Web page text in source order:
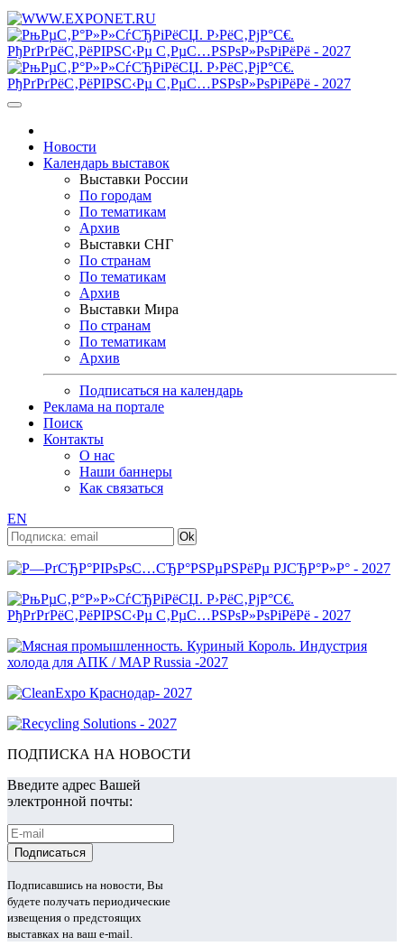
Новости
Календарь выставок
Выставки России
По городам
По тематикам
Архив
Выставки СНГ
По странам
По тематикам
Архив
Выставки Мира
По странам
По тематикам
Архив
Подписаться на календарь
Реклама на портале
Поиск
Контакты
О нас
Наши баннеры
Как связаться
EN
ПОДПИСКА НА НОВОСТИ
Введите адрес Вашей
электронной почты:
Подписавшись на новости, Вы
будете получать периодические
извещения о предстоящих
выставках на ваш e-mail.